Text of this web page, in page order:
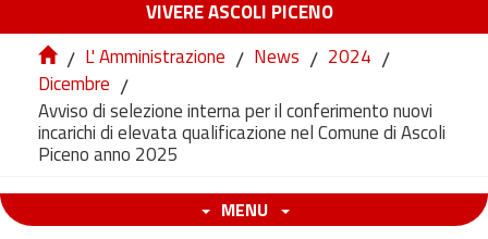
VIVERE ASCOLI PICENO
/ L' Amministrazione / News / 2024 /
Dicembre /
Avviso di selezione interna per il conferimento nuovi
incarichi di elevata qualificazione nel Comune di Ascoli
Piceno anno 2025
MENU